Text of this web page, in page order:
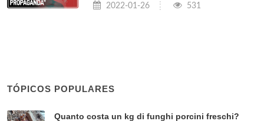
2022-01-26 531
TÓPICOS POPULARES
Quanto costa un kg di funghi porcini freschi?